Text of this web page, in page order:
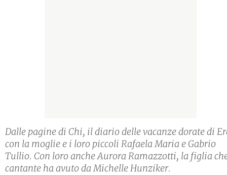
Dalle pagine di Chi, il diario delle vacanze dorate di
con la moglie e i loro piccoli Rafaela Maria e Gabrio
Tullio. Con loro anche Aurora Ramazzotti, la figlia
cantante ha avuto da Michelle Hunziker.